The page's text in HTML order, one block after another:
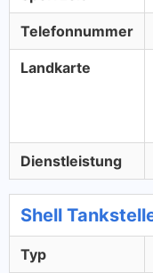
Telefonnummer
Landkarte
Dienstleistung
Shell
Typ